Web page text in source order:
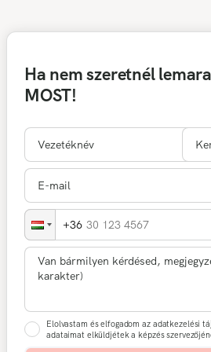
Ha nem szeretnél
MOST!
30 123 4567
Elolvastam és elfogadom az adatkezelési
adataimat elküldjétek a képzés